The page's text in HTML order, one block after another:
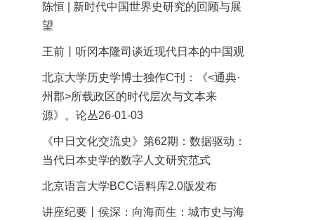
陈恒 | 新时代中国世界史研究的回顾与展
望
王前丨听冈本隆司谈近现代日本的中国观
北京大学历史学博士独作C刊：《<通典·
州郡>所载政区的时代层次与文本来
源》。论丛26-01-03
《中日文化交流史》第62期：数据驱动：
当代日本史学的数字人文研究范式
北京语言大学BCC语料库2.0版发布
讲座纪要丨侯深：向海而生：城市史与海